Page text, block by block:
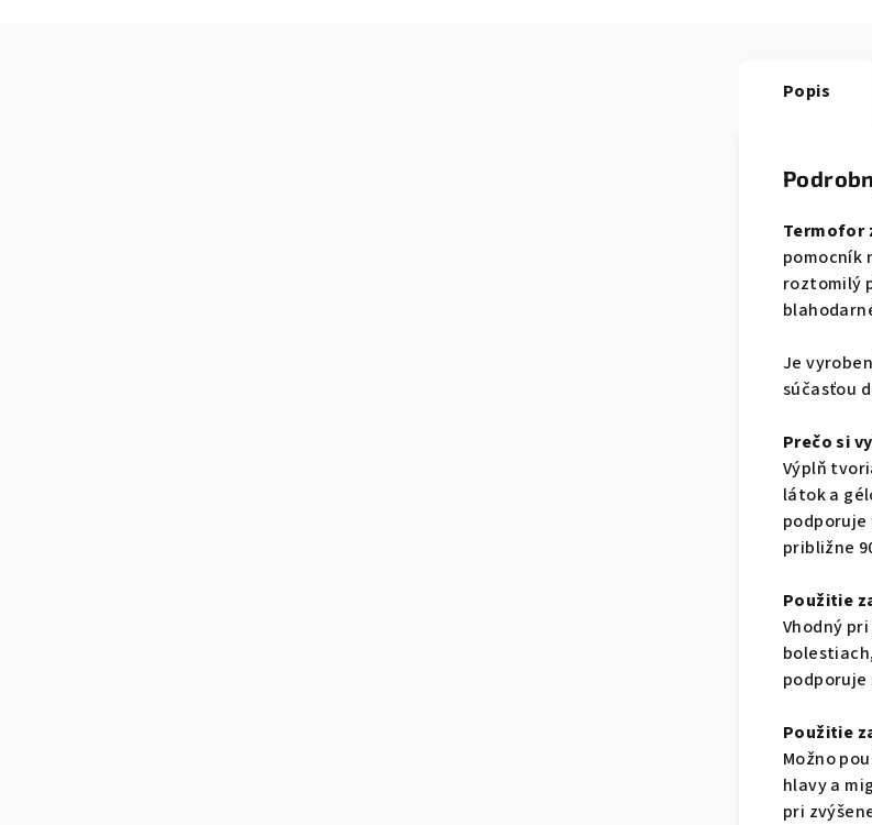
Popis
Termofor
pomocník
roztomilý
Je
súčasťou
Prečo si
Výplň
látok a
podporuje
približne
Použitie
Vhodný
podporuje
Použitie
Možno
hlavy a
pri